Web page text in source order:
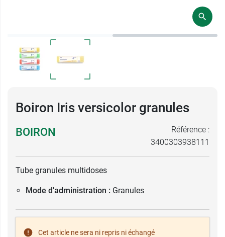
Boiron Iris versicolor granules
BOIRON
Référence :
3400303938111
Tube granules multidoses
Mode d'administration : Granules
Cet article ne sera ni repris ni échangé